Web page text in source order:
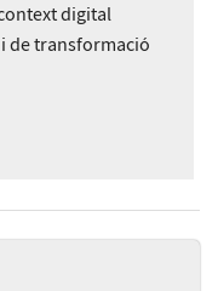
digital
de transformació